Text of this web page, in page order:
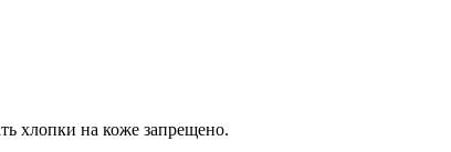
хлопки на коже запрещено.